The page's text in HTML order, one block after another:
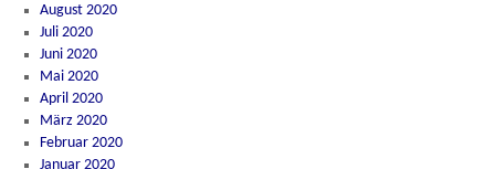
August 2020
Juli 2020
Juni 2020
Mai 2020
April 2020
März 2020
Februar 2020
Januar 2020